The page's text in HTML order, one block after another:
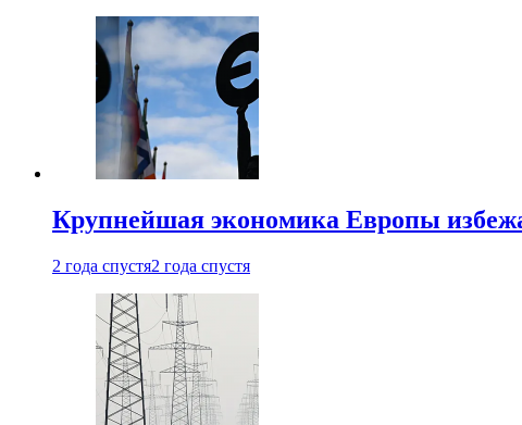
Крупнейшая экономика Европы
2 года спустя2 года спустя